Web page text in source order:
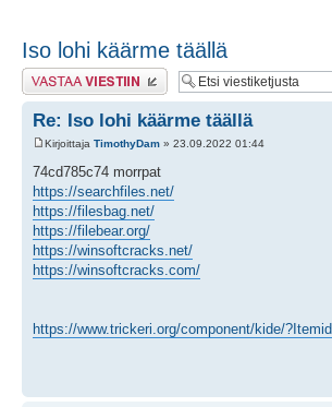
Iso lohi käärme täällä
Lähetä vastaus
Re: Iso lohi käärme täällä
Kirjoittaja TimothyDam » 23.09.2022 01:44
74cd785c74 morrpat
https://searchfiles.net/
https://filesbag.net/
https://filebear.org/
https://winsoftcracks.net/
https://winsoftcracks.com/
https://www.trickeri.org/component/kide/